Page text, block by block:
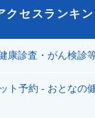
クセスランキ
康診査・がん検診
ト予約 - おとなの